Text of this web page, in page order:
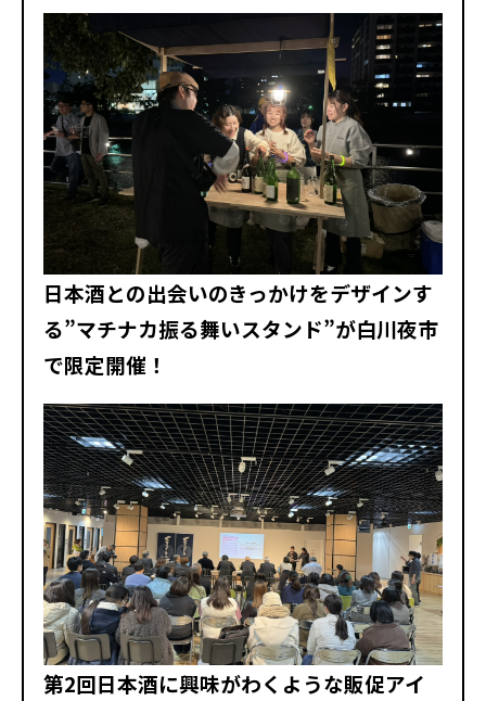
日本酒との出会いのきっかけをデザインす
る”マチナカ振る舞いスタンド”が白川夜市
で限定開催！
第2回日本酒に興味がわくような販促アイ